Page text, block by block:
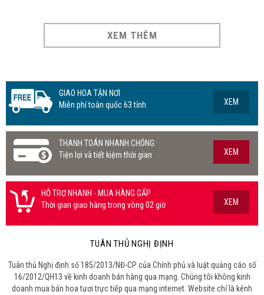
XEM THÊM
GIAO HOA TẬN NƠI
Miễn phí toàn quốc 63 tỉnh
XEM
THANH TOÁN NHANH CHÓNG
Tiện lợi và tiết kiệm thời gian
XEM
HỖ TRỢ NHANH - MUA HÀNG GẤP
Thời gian giao hàng trong vòng 02 giờ
XEM
TUÂN THỦ NGHỊ ĐỊNH
Tuân thủ Nghị định số 185/2013/NĐ-CP của Chính phủ và luật quảng cáo số
16/2012/QH13 về kinh doanh bán hàng qua mạng. Chúng tôi không kinh
doanh mua bán hoa tươi trực tiếp qua mạng internet. Website chỉ là kênh